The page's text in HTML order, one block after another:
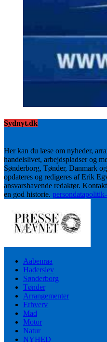
Sydnyt.dk
Her kan du læse om nyheder,
handelslivet, arbejdspladser og
Sønderborg, Tønder, Danmark
opdateres og redigeres af Erik
ansvarshavende redaktør.
en god historie.
Aabenraa
Haderslev
Sønderborg
Tønder
Arrangementer
Erhverv
Mad
Motor
Natur
NYHED